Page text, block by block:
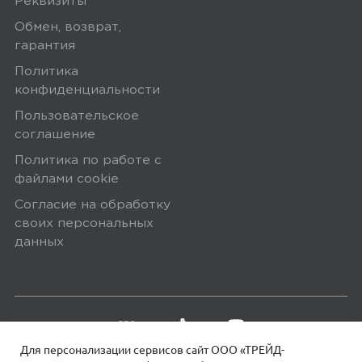
Для персонализации сервисов сайт ООО «ТРЕЙД-
Обмен, возврат,
гарантия
Политика
конфиденциальности
Пользовательское
соглашение
Политика по работе с
файлами сookie
Согласие на обработку
своих персональных
данных